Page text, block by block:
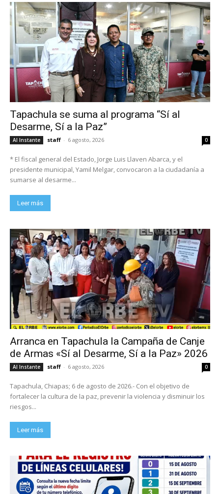
Tapachula se suma al programa “Sí al
Desarme, Sí a la Paz”
Al Instante staff - 6 agosto, 2026 0
* El fiscal general del Estado, Jorge Luis Llaven Abarca, y el
presidente municipal, Yamil Melgar, convocaron a la ciudadanía a
sumarse al desarme...
Leer más
Arranca en Tapachula la Campaña de Canje
de Armas «Sí al Desarme, Sí a la Paz» 2026
Al Instante staff - 6 agosto, 2026 0
Tapachula, Chiapas; 6 de agosto de 2026.- Con el objetivo de
fortalecer la cultura de la paz, prevenir la violencia y disminuir los
riesgos...
Leer más